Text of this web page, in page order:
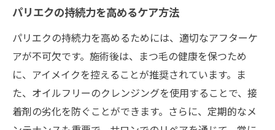
リアルな体験談で知る施術の効果
施術後の感動を共有するお客様の声
長持ちするパリエクのポイント
専門家が教える東京都渋谷区恵比寿のパリエク
での目元美人の作り方
パリエクの持続力を高めるケア方法
パリエクの持続力を高めるためには、適切なアフターケ
アが不可欠です。施術後は、まつ毛の健康を保つため
に、アイメイクを控えることが推奨されています。ま
た、オイルフリーのクレンジングを使用することで、接
着剤の劣化を防ぐことができます。さらに、定期的なメ